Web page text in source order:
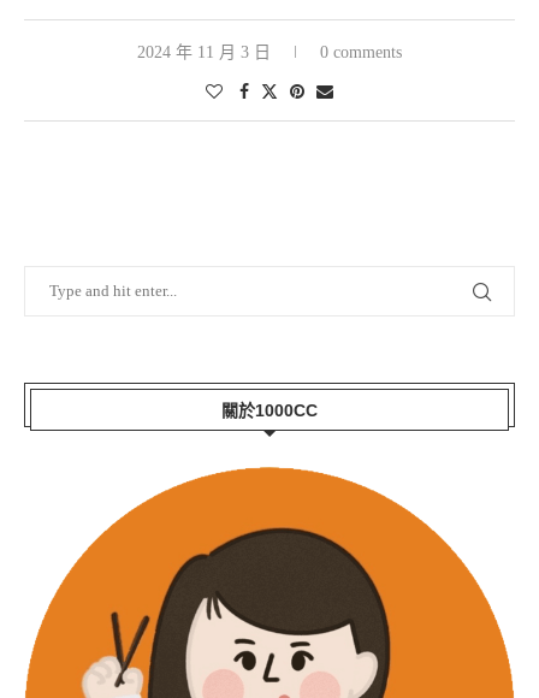
2024 年 11 月 3 日 0 comments
關於1000CC